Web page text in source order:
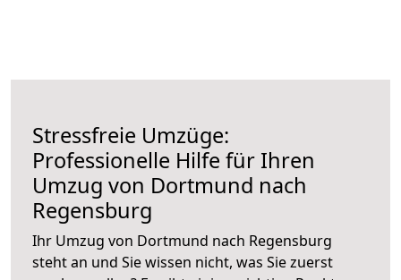
Stressfreie Umzüge:
Professionelle Hilfe für Ihren
Umzug von Dortmund nach
Regensburg
Ihr Umzug von Dortmund nach Regensburg
steht an und Sie wissen nicht, was Sie zuerst